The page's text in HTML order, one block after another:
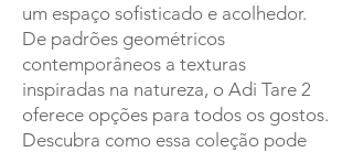
um espaço sofisticado e acolhedor.
De padrões geométricos
contemporâneos a texturas
inspiradas na natureza, o Adi Tare 2
oferece opções para todos os gostos.
Descubra como essa coleção pode